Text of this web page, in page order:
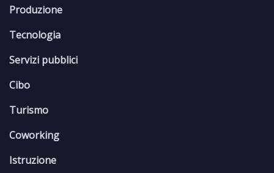
Produzione
Tecnologia
Servizi pubblici
Cibo
Turismo
Coworking
Istruzione